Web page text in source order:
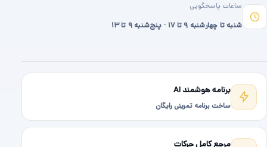
ساعات پاسخگویی
شنبه تا چهارشنبه ۹ تا ۱۷ · پنج‌شنبه ۹ تا ۱۳
برنامه هوشمند AI
ساخت برنامه تمرینی رایگان
مرجع کامل حرکات